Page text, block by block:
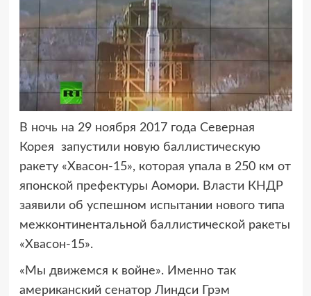
В ночь на 29 ноября 2017 года Северная
Корея запустили новую баллистическую
ракету «Хвасон-15», которая упала в 250 км от
японской префектуры Аомори. Власти КНДР
заявили об успешном испытании нового типа
межконтинентальной баллистической ракеты
«Хвасон-15».
«Мы движемся к войне». Именно так
американский сенатор Линдси Грэм